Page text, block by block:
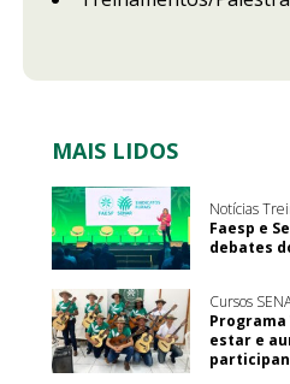
MAIS LIDOS
Notícias
Faesp e
debates
Cursos
Programa
estar e